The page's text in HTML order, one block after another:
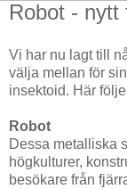
Robot - nytt
Vi har nu lagt till
välja mellan för
insektoid. Här
Robot
Dessa metalliska
högkulturer,
besökare från